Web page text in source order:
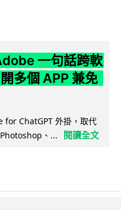
一句話跨軟
多個 APP 兼免
for ChatGPT 外掛，取代
、...
閱讀全文